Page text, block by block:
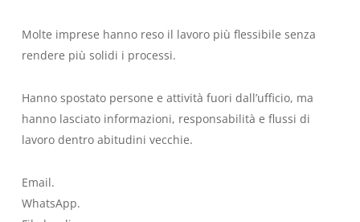
Molte imprese hanno reso il lavoro più flessibile senza
rendere più solidi i processi.
Hanno spostato persone e attività fuori dall’ufficio, ma
hanno lasciato informazioni, responsabilità e flussi di
lavoro dentro abitudini vecchie.
Email.
WhatsApp.